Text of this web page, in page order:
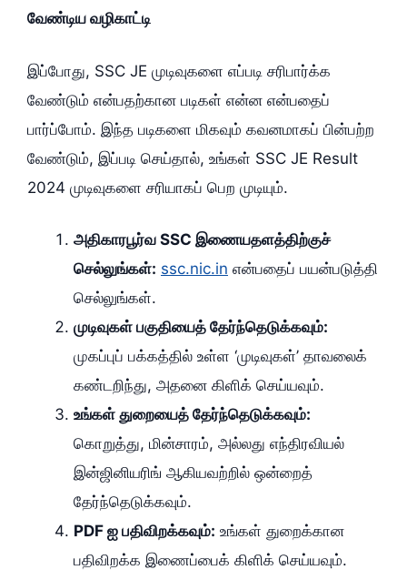
வேண்டிய வழிகாட்டி
இப்போது, SSC JE முடிவுகளை எப்படி சரிபார்க்க
வேண்டும் என்பதற்கான படிகள் என்ன என்பதைப்
பார்ப்போம். இந்த படிகளை மிகவும் கவனமாகப் பின்பற்ற
வேண்டும், இப்படி செய்தால், உங்கள் SSC JE Result
2024 முடிவுகளை சரியாகப் பெற முடியும்.
அதிகாரபூர்வ SSC இணையதளத்திற்குச்
செல்லுங்கள்: ssc.nic.in என்பதைப் பயன்படுத்தி
செல்லுங்கள்.
முடிவுகள் பகுதியைத் தேர்ந்தெடுக்கவும்:
முகப்புப் பக்கத்தில் உள்ள ‘முடிவுகள்’ தாவலைக்
கண்டறிந்து, அதனை கிளிக் செய்யவும்.
உங்கள் துறையைத் தேர்ந்தெடுக்கவும்:
கொறுத்து, மின்சாரம், அல்லது எந்திரவியல்
இன்ஜினியரிங் ஆகியவற்றில் ஒன்றைத்
தேர்ந்தெடுக்கவும்.
PDF ஐ பதிவிறக்கவும்: உங்கள் துறைக்கான
பதிவிறக்க இணைப்பைக் கிளிக் செய்யவும்.